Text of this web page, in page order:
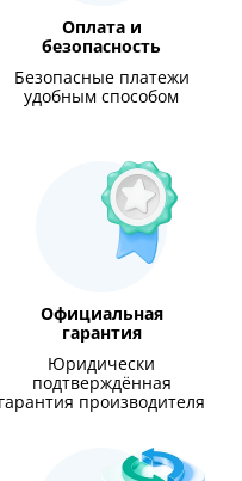
Оплата и
безопасность
Безопасные платежи
удобным способом
Официальная
гарантия
Юридически
подтверждённая
гарантия производителя